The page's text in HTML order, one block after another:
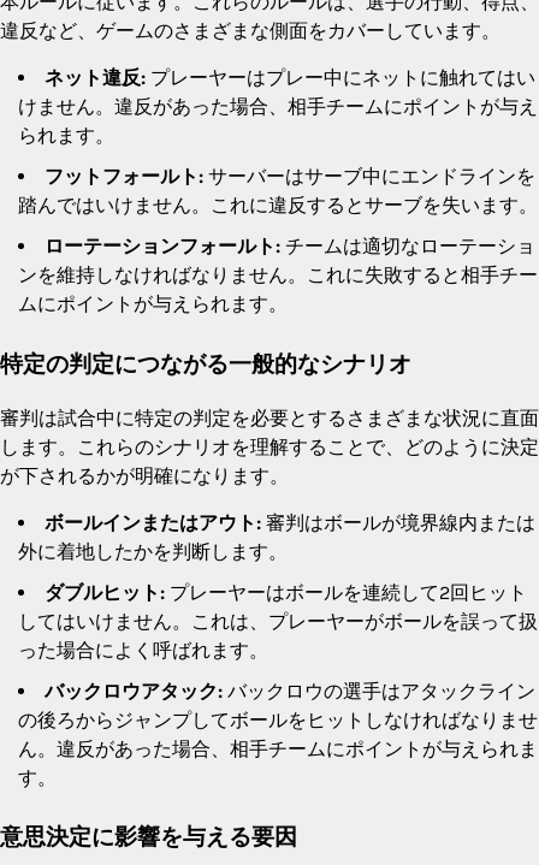
違反など、ゲームのさまざまな側面をカバーしています。
ネット違反: プレーヤーはプレー中にネットに触れてはい
けません。違反があった場合、相手チームにポイントが与え
られます。
フットフォールト: サーバーはサーブ中にエンドラインを
踏んではいけません。これに違反するとサーブを失います。
ローテーションフォールト: チームは適切なローテーショ
ンを維持しなければなりません。これに失敗すると相手チー
ムにポイントが与えられます。
特定の判定につながる一般的なシナリオ
審判は試合中に特定の判定を必要とするさまざまな状況に直面
します。これらのシナリオを理解することで、どのように決定
が下されるかが明確になります。
ボールインまたはアウト: 審判はボールが境界線内または
外に着地したかを判断します。
ダブルヒット: プレーヤーはボールを連続して2回ヒット
してはいけません。これは、プレーヤーがボールを誤って扱
った場合によく呼ばれます。
バックロウアタック: バックロウの選手はアタックライン
の後ろからジャンプしてボールをヒットしなければなりませ
ん。違反があった場合、相手チームにポイントが与えられま
す。
意思決定に影響を与える要因